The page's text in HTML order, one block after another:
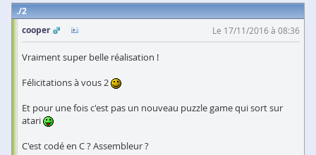
2
cooper
Le 17/11/2016 à 08:36
Vraiment super belle réalisation !
Félicitations à vous 2
Et pour une fois c'est pas un nouveau puzzle game qui sort sur
atari
C'est codé en C ? Assembleur ?